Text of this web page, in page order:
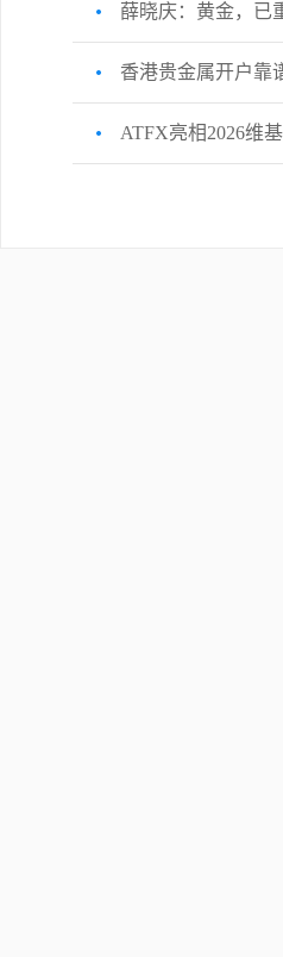
薛晓庆：黄金，已
香港贵金属开户靠
ATFX亮相2026维